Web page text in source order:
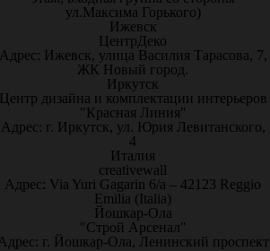
ул.Максима Горького)
Ижевск
ЦентрДеко
Ижевск, улица Василия Тарасова, 7,
ЖК Новый город.
Иркутск
дизайна и комплектации интерьеров
"Красная Линия"
Адрес: г. Иркутск, ул. Юрия Левитанского,
4
Италия
creativewall
Адрес: Via Yuri Gagarin 6/a – 42123 Reggio
Emilia (Italia)
Йошкар-Ола
"Строй Арсенал"
г. Йошкар-Ола, Ленинский проспект